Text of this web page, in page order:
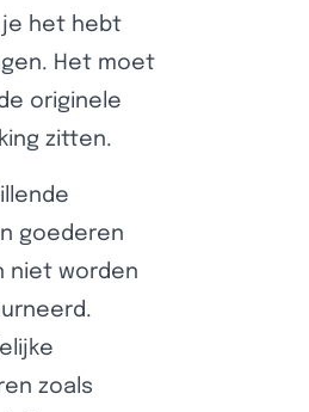
je het hebt
Het moet
originele
zitten.
goederen
niet worden
zoals